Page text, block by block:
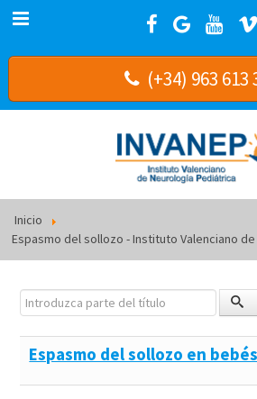
(+34) 963 613
Inicio
Espasmo del sollozo - Instituto Valenciano
Introduzca parte del título
Espasmo del sollozo en